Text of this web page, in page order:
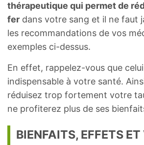
thérapeutique qui permet de
fer dans votre sang et il ne faut
les recommandations de vos
exemples ci-dessus.
En effet, rappelez-vous que
indispensable à votre santé.
réduisez trop fortement votre
ne profiterez plus de ses
BIENFAITS, EFFETS